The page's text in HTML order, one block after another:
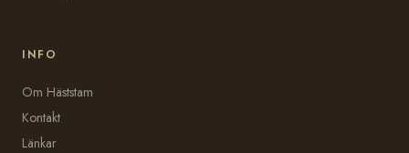
INFO
Om Häststam
Kontakt
Länkar